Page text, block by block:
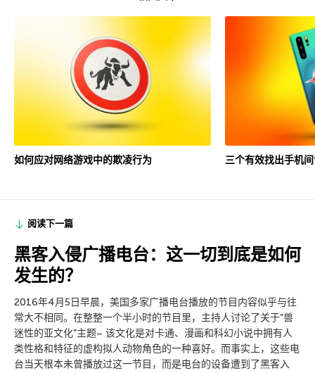
如何应对网络游戏中的欺凌行为 三个有效找出手机
阅读下一篇
黑客入侵广播电台：这一切到底是如何
发生的？
2016年4月5日早晨，美国多家广播电台播放的节目内容似乎与往
常大不相同。在整整一个半小时的节目里，主持人讨论了关于”兽
迷性的亚文化”主题– 该文化是对卡通、漫画和科幻小说中拥有人
类性格和特征的虚构拟人动物角色的一种喜好。而事实上，这些电
台当天根本未曾播放过这一节目，而是电台的设备遭到了黑客入